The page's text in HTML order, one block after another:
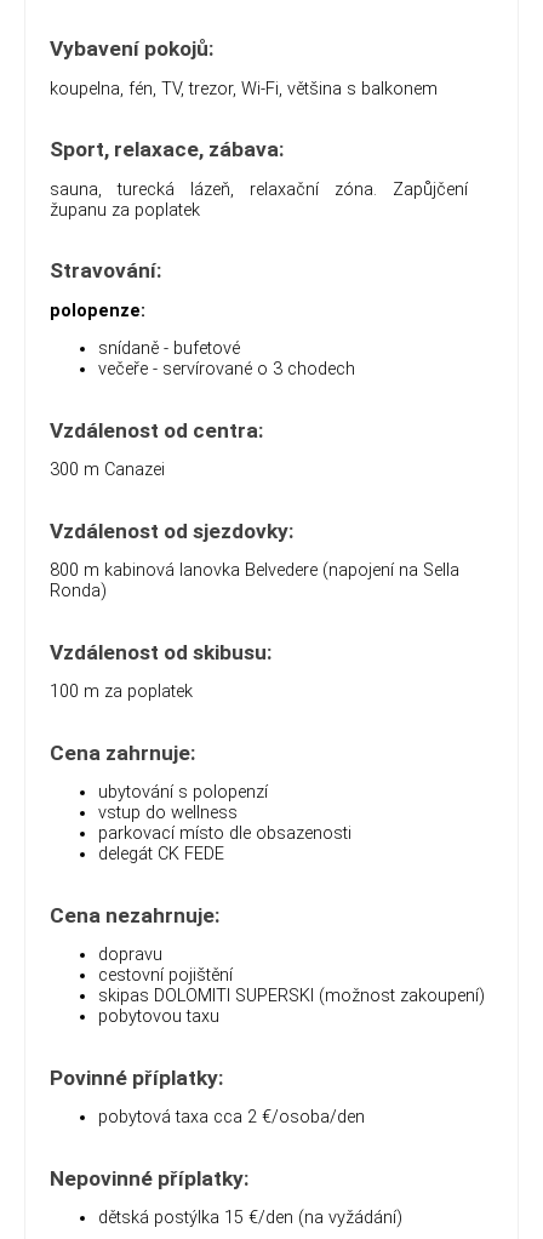
Vybavení pokojů:
koupelna, fén, TV, trezor, Wi-Fi, většina s balkonem
Sport, relaxace, zábava:
sauna, turecká lázeň, relaxační zóna. Zapůjčení
županu za poplatek
Stravování:
polopenze:
snídaně - bufetové
večeře - servírované o 3 chodech
Vzdálenost od centra:
300 m Canazei
Vzdálenost od sjezdovky:
800 m kabinová lanovka Belvedere (napojení na Sella
Ronda)
Vzdálenost od skibusu:
100 m za poplatek
Cena zahrnuje:
ubytování s polopenzí
vstup do wellness
parkovací místo dle obsazenosti
delegát CK FEDE
Cena nezahrnuje:
dopravu
cestovní pojištění
skipas DOLOMITI SUPERSKI (možnost zakoupení)
pobytovou taxu
Povinné příplatky:
pobytová taxa cca 2 €/osoba/den
Nepovinné příplatky:
dětská postýlka 15 €/den (na vyžádání)